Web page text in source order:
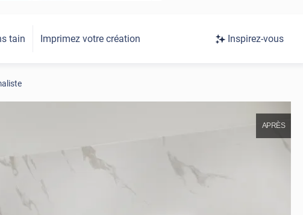
tain Imprimez votre création Inspirez-vous
APRÈS